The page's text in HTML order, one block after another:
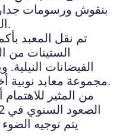
بنقوش ورسومات
الذي حققه الملك رمسيس.
تم نقل المعبد
الستينات من
الفيضانات النيلية.
مجموعة معابد نوبية أخرى تم نقلها أيضًا لحفظها.
من المثير
يتم توجيه